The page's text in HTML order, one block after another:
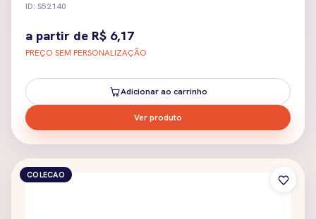
ID: S52140
a partir de R$ 6,17
PREÇO SEM PERSONALIZAÇÃO
Adicionar ao carrinho
Ver produto
COLECAO